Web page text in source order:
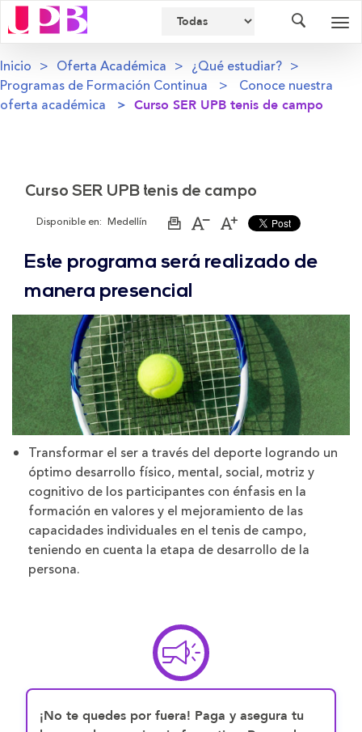
Inicio Oferta Académica
¿Qué estudiar?
Programas de Formación Continua
Conoce nuestra
oferta académica
Curso SER UPB tenis de campo
Curso SER UPB tenis de campo
Disponible en: Medellín
ImprimirAumentar
de
Disminuir
de
Este programa será realizado de
manera presencial
Transformar el ser a través del deporte logrando un
óptimo desarrollo físico, mental, social, motriz y
cognitivo de los participantes con énfasis en la
formación en valores y el mejoramiento de las
capacidades individuales en el tenis de campo,
teniendo en cuenta la etapa de desarrollo de la
persona.
¡No te quedes por fuera! Paga y asegura tu